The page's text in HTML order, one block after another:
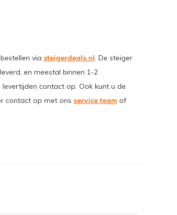
via steigerdeals.nl. De steiger
en meestal binnen 1-2
contact op. Ook kunt u de
contact op met ons service teamof